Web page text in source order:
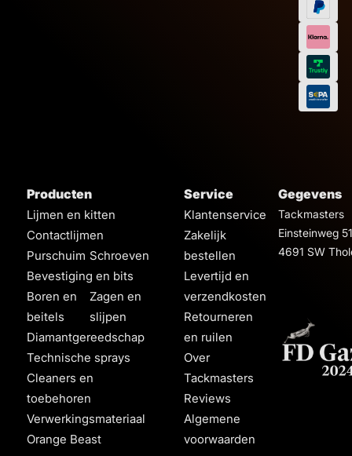
Producten
Lijmen en kitten
Contactlijmen
Purschuim Schroeven
Bevestiging en bits
Boren en
beitels
Zagen en
slijpen
Diamantgereedschap
Technische sprays
Cleaners en
toebehoren
Verwerkingsmateriaal
Orange Beast
Service
Klantenservice
Zakelijk
bestellen
Levertijd en
verzendkosten
Retourneren
en ruilen
Over
Tackmasters
Reviews
Algemene
voorwaarden
Gegevens
Tackmasters
Einsteinweg 51
4691 SW